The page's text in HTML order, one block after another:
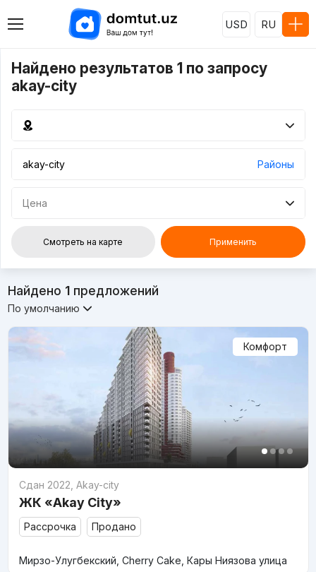
USD RU
Найдено результатов 1 по запросу
akay-city
Районы
Цена
Смотреть на карте Применить
Найдено 1предложений
По умолчанию
Комфорт
Сдан 2022 Akay-city
ЖК «Akay City»
Рассрочка Продано
Мирзо-Улугбекский, Cherry Cake, Кары Ниязова улица